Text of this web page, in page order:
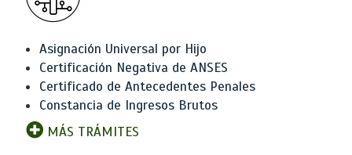
Asignación Universal por Hijo
Certificación Negativa de ANSES
Certificado de Antecedentes Penales
Constancia de Ingresos Brutos
MÁS TRÁMITES